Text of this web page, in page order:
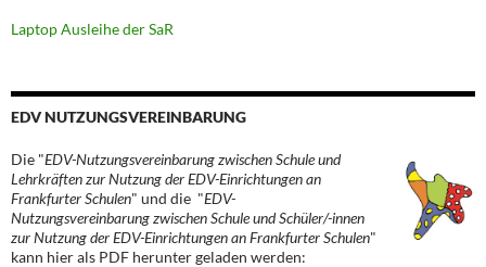
Laptop Ausleihe der SaR
EDV NUTZUNGSVEREINBARUNG
Die "EDV-Nutzungsvereinbarung zwischen Schule und
Lehrkräften zur Nutzung der EDV-Einrichtungen an
Frankfurter Schulen" und die "EDV-
Nutzungsvereinbarung zwischen Schule und Schüler/-innen
zur Nutzung der EDV-Einrichtungen an Frankfurter Schulen"
kann hier als PDF herunter geladen werden: